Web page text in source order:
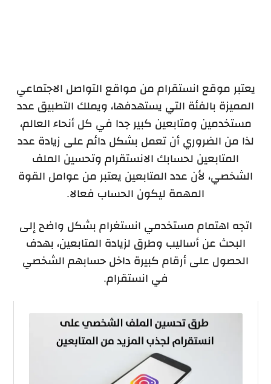
يعتبر موقع انستقرام من مواقع التواصل الاجتماعي
المميزة بالفئة التي يستهدفها، ويملك التطبيق عدد
مستخدمين ومتابعين كبير جدا في كل أنحاء العالم،
لذا من الضروري أن تعمل بشكل دائم على زيادة عدد
المتابعين لحسابك الانستقرام وتحسين الملف
الشخصي، لأن عدد المتابعين يعتبر من عوامل القوة
المهمة ليكون الحساب فعالا.
اتجه اهتمام مستخدمي انستغرام بشكل واضح إلى
البحث عن أساليب وطرق لزيادة المتابعين، بهدف
الحصول على أرقام كبيرة داخل حسابهم الشخصي
في انستقرام.